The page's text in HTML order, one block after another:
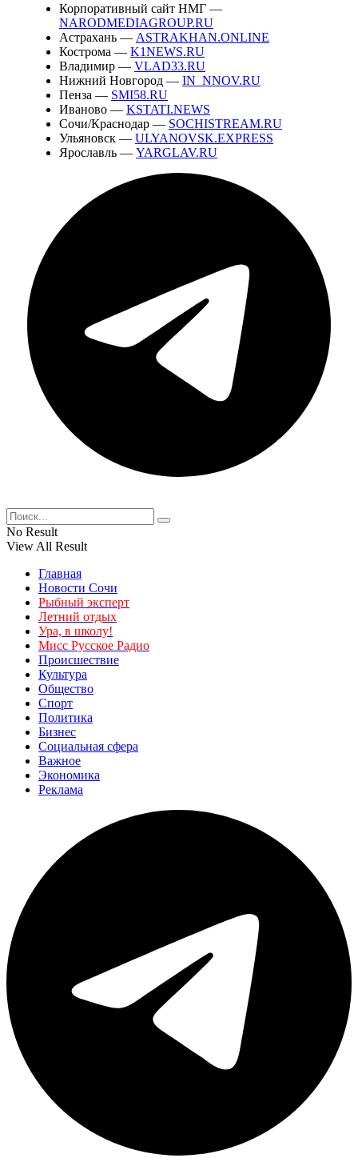
Корпоративный сайт НМГ —
NARODMEDIAGROUP.RU
Астрахань — ASTRAKHAN.ONLINE
Кострома — K1NEWS.RU
Владимир — VLAD33.RU
Нижний Новгород — IN_NNOV.RU
Пенза — SMI58.RU
Иваново — KSTATI.NEWS
Сочи/Краснодар — SOCHISTREAM.RU
Ульяновск — ULYANOVSK.EXPRESS
Ярославль — YARGLAV.RU
No Result
View All Result
Главная
Новости Сочи
Рыбный эксперт
Летний отдых
Ура, в школу!
Мисс Русское Радио
Происшествие
Культура
Общество
Спорт
Политика
Бизнес
Социальная сфера
Важное
Экономика
Реклама